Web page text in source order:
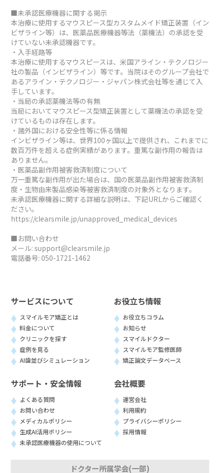
■未承認医療機器に関する掲示
本治療に使用するマウスピース型カスタムメイド矯正装置（イン
ビザライン等）は、医薬品医療機器等法（薬機法）の承認を受
けていない未承認機器です。
・入手経路等
本治療に使用するマウスピースは、米国アライン・テクノロジー
社の製品（インビザライン）等です。当院はそのグループ会社で
あるアライン・テクノロジー・ジャパン株式会社等を通じて入
手しています。
・当局の承認薬機法等の有無
当局においてマウスピース型矯正装置として薬機法の承認を受
けているものは存在します。
・諸外国における安全性等に係る情報
インビザライン等は、世界100ヶ国以上で提供され、これまでに
数百万件を超える症例実績があります。重篤な副作用の報告は
ありません。
・医薬品副作用被害救済制度について
万一重篤な副作用が出た場合は、国の医薬品副作用被害救済制
度・生物由来製品感染等被害救済制度の対象外となります。
未承認医療機器に関する詳細な説明は、下記URLからご確認く
ださい。
https://clearsmile.jp/unapproved_medical_devices
■お問い合わせ
メール: support@clearsmile.jp
電話番号: 050-1721-1462
サービスについて
スマイルモア矯正とは
料金について
クリニックを探す
症例を見る
AI歯並びシミュレーション
お役立ち情報
お役立ちコラム
お知らせ
スマイルドクター
スマイルモア監修医師
矯正論文データベース
サポート・安全情報
よくある質問
お問い合わせ
メディカルポリシー
生成AI活用ポリシー
未承認医療機器の使用について
会社概要
運営会社
利用規約
プライバシーポリシー
採用情報
ドクター所属学会(一部)